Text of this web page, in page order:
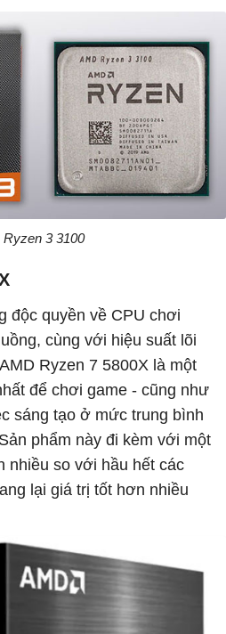
3 3100
độc quyền về CPU chơi
cùng với hiệu suất lõi
Ryzen 7 5800X là một
để chơi game - cũng như
sáng tạo ở mức trung bình
phẩm này đi kèm với một
nhiều so với hầu hết các
lại giá trị tốt hơn nhiều